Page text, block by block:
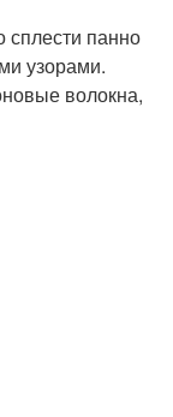
панно
узорами.
волокна,